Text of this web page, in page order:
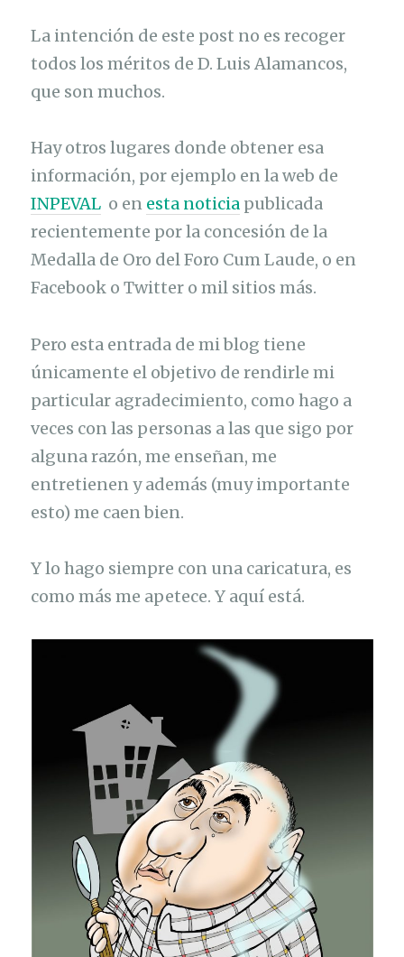
La intención de este post no es recoger
todos los méritos de D. Luis Alamancos,
que son muchos.
Hay otros lugares donde obtener esa
información, por ejemplo en la web de
INPEVAL o en esta noticia publicada
recientemente por la concesión de la
Medalla de Oro del Foro Cum Laude, o en
Facebook o Twitter o mil sitios más.
Pero esta entrada de mi blog tiene
únicamente el objetivo de rendirle mi
particular agradecimiento, como hago a
veces con las personas a las que sigo por
alguna razón, me enseñan, me
entretienen y además (muy importante
esto) me caen bien.
Y lo hago siempre con una caricatura, es
como más me apetece. Y aquí está.